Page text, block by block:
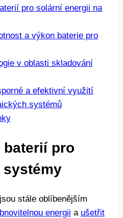
pro solární energii na
a výkon baterie pro
v oblasti skladování
a efektivní využití
systémů
pro
stále oblíbenějším
energii a ušetřit